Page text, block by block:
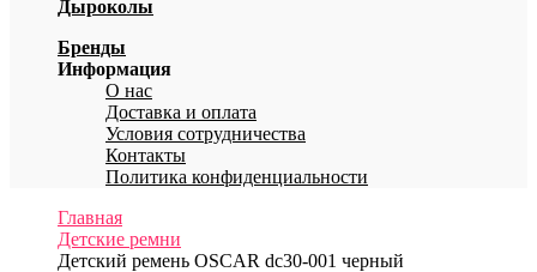
Дыроколы
Бренды
Информация
О нас
Доставка и оплата
Условия сотрудничества
Контакты
Политика конфиденциальности
Главная
Детские ремни
Детский ремень OSCAR dc30-001 черный